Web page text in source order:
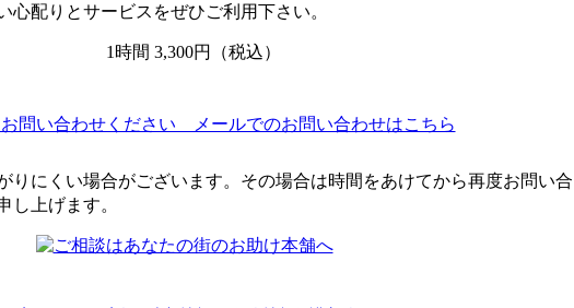
心配りとサービスをぜひご利用下さい。
りにくい場合がございます。その場合は時間をあけてから再度お問い合
し上げます。